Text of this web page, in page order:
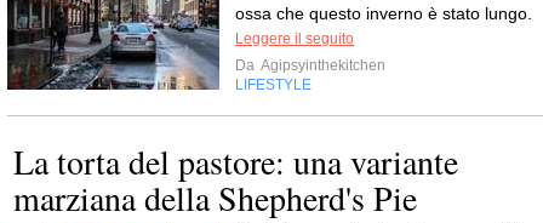
ossa che questo inverno è stato lungo.
Leggere il seguito
Da Agipsyinthekitchen
LIFESTYLE
La torta del pastore: una variante
marziana della Shepherd's Pie